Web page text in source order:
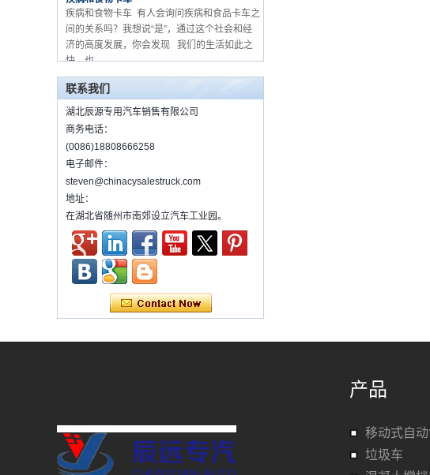
间的关系吗？我想说“是”，通过这个社会和经
济的高度发展，你会发现 我们的生活如此之
快，也...
关于如何购买食品卡车和设备？
流动食品车，作为一个新的卡车从2015年的开
始时，由于其经济efficien ...
如何用起重机选择卡车MOUNETD？
汽车起重机是设备，它通过液压升降和伸缩系
统来实现起重，旋转和升降设备的货物。通常
它装在卡车上。 许多类型和尺寸的起重机已经
被使用，其中最...
污水处理车介绍
污水处理车是专门为化粪池处理而开发的新型
污水从化粪池分离到舱内进行分离和压缩，
为什么中国每年都会发生很多交通事故？
为什么中国每年都会发生很多交通事故？关于
交通事故，每年都会有许多...
多功能除尘器的操作步骤
维护冷藏车辆的几项常见维护措施。
概括：
•出售小吃，作为快餐推车，您可以制作和出售
联系我们
湖北辰源专用汽车销售有限公司
商务电话：
(0086)18808666258
电子邮件：
steven@chinacysalestruck.com
地址：
在湖北省随州市南郊设立汽车工业园。
产品
移动式自
垃圾车